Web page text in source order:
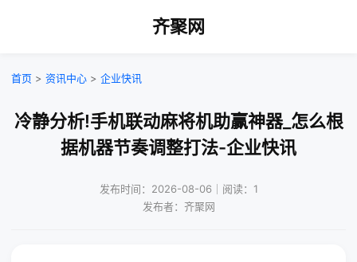
齐聚网
首页 > 资讯中心 > 企业快讯
冷静分析!手机联动麻将机助赢神器_怎么根
据机器节奏调整打法-企业快讯
发布时间：2026-08-06｜阅读：1
发布者：齐聚网